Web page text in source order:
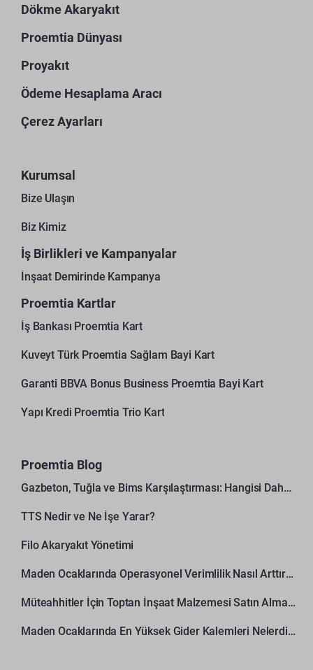
Dökme Akaryakıt
Proemtia Dünyası
Proyakıt
Ödeme Hesaplama Aracı
Çerez Ayarları
Kurumsal
Bize Ulaşın
Biz Kimiz
İş Birlikleri ve Kampanyalar
İnşaat Demirinde Kampanya
Proemtia Kartlar
İş Bankası Proemtia Kart
Kuveyt Türk Proemtia Sağlam Bayi Kart
Garanti BBVA Bonus Business Proemtia Bayi Kart
Yapı Kredi Proemtia Trio Kart
Proemtia Blog
Gazbeton, Tuğla ve Bims Karşılaştırması: Hangisi Daha Avantajlı?
TTS Nedir ve Ne İşe Yarar?
Filo Akaryakıt Yönetimi
Maden Ocaklarında Operasyonel Verimlilik Nasıl Arttırılır?
Müteahhitler İçin Toptan İnşaat Malzemesi Satın Alma Rehberi
Maden Ocaklarında En Yüksek Gider Kalemleri Nelerdir?